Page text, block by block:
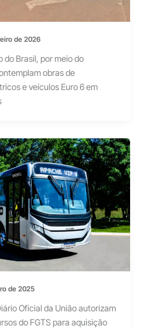
de 2026
do Brasil, por meio do
obras de
e veículos Euro 6 em
de 2025
Oficial da União autorizam
do FGTS para aquisição